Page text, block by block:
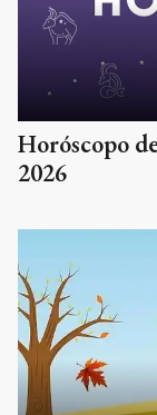
Horóscopo
2026